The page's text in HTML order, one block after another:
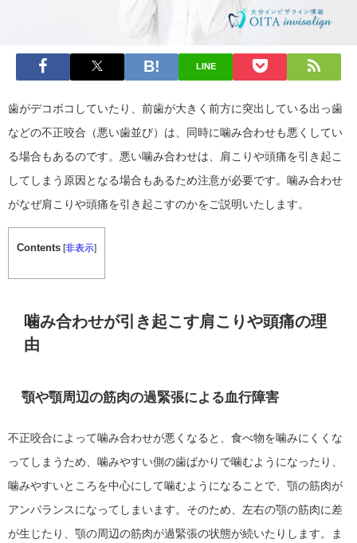
LINE
歯がデコボコしていたり、前歯が大きく前方に突出している出っ歯
などの不正咬合（悪い歯並び）は、同時に噛み合わせも悪くしてい
る場合もあるのです。悪い噛み合わせは、肩こりや頭痛を引き起こ
してしまう原因となる場合もあるため注意が必要です。噛み合わせ
がなぜ肩こりや頭痛を引き起こすのかをご説明いたします。
Contents [非表示]
噛み合わせが引き起こす肩こりや頭痛の理
由
顎や顎周辺の筋肉の過緊張による血行障害
不正咬合によって噛み合わせが悪くなると、食べ物を噛みにくくな
ってしまうため、噛みやすい側の歯ばかりで噛むようになったり、
噛みやすいところを中心にして噛むようになることで、顎の筋肉が
アンバランスになってしまいます。そのため、左右の顎の筋肉に差
が生じたり、顎の周辺の筋肉が過緊張の状態が続いたりします。ま